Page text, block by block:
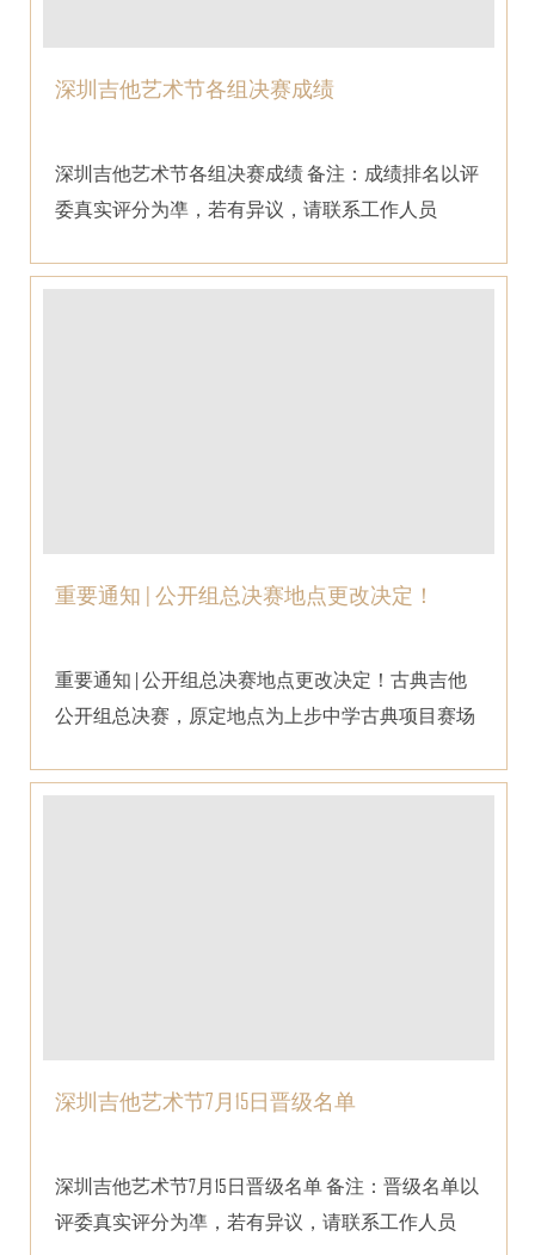
深圳吉他艺术节各组决赛成绩
深圳吉他艺术节各组决赛成绩 备注：成绩排名以评
委真实评分为凖，若有异议，请联系工作人员
重要通知 | 公开组总决赛地点更改决定！
重要通知 | 公开组总决赛地点更改决定！古典吉他
公开组总决赛，原定地点为上步中学古典项目赛场
深圳吉他艺术节7月15日晋级名单
深圳吉他艺术节7月15日晋级名单 备注：晋级名单以
评委真实评分为凖，若有异议，请联系工作人员